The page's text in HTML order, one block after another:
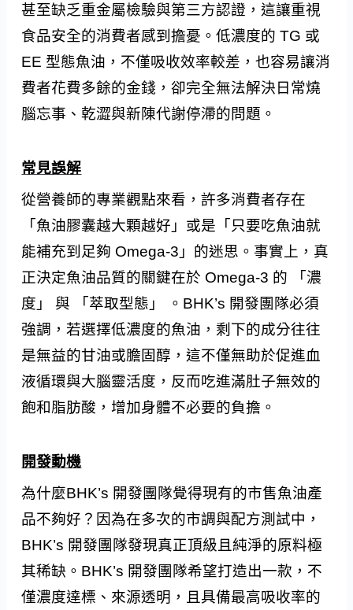
甚至缺乏重金屬檢驗與第三方認證，這讓重視
食品安全的消費者感到擔憂。低濃度的 TG 或
EE 型態魚油，不僅吸收效率較差，也容易讓消
費者花費多餘的金錢，卻完全無法解決日常燒
腦忘事、乾澀與新陳代謝停滯的問題。
常見誤解
從營養師的專業觀點來看，許多消費者存在
「魚油膠囊越大顆越好」或是「只要吃魚油就
能補充到足夠 Omega-3」的迷思。事實上，真
正決定魚油品質的關鍵在於 Omega-3 的 「濃
度」 與 「萃取型態」 。BHK’s 開發團隊必須
強調，若選擇低濃度的魚油，剩下的成分往往
是無益的甘油或膽固醇，這不僅無助於促進血
液循環與大腦靈活度，反而吃進滿肚子無效的
飽和脂肪酸，增加身體不必要的負擔。
開發動機
為什麼BHK’s 開發團隊覺得現有的市售魚油產
品不夠好？因為在多次的市調與配方測試中，
BHK’s 開發團隊發現真正頂級且純淨的原料極
其稀缺。BHK’s 開發團隊希望打造出一款，不
僅濃度達標、來源透明，且具備最高吸收率的